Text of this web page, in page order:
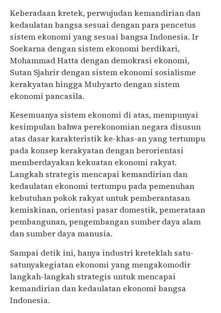
Keberadaan kretek, perwujudan kemandirian dan
kedaulatan bangsa sesuai dengan para pencetus
sistem ekonomi yang sesuai bangsa Indonesia. Ir
Soekarna dengan sistem ekonomi berdikari,
Mohammad Hatta dengan demokrasi ekonomi,
Sutan Sjahrir dengan sistem ekonomi sosialisme
kerakyatan hingga Mubyarto dengan sistem
ekonomi pancasila.
Kesemuanya sistem ekonomi di atas, mempunyai
kesimpulan bahwa perekonomian negara disusun
atas dasar karakteristik ke-khas-an yang tertumpu
pada konsep kerakyatan dengan berorientasi
memberdayakan kekuatan ekonomi rakyat.
Langkah strategis mencapai kemandirian dan
kedaulatan ekonomi tertumpu pada pemenuhan
kebutuhan pokok rakyat untuk pemberantasan
kemiskinan, orientasi pasar domestik, pemerataan
pembangunan, pengembangan sumber daya alam
dan sumber daya manusia.
Sampai detik ini, hanya industri kreteklah satu-
satunyakegiatan ekonomi yang mengakomodir
langkah-langkah strategis untuk mencapai
kemandirian dan kedaulatan ekonomi bangsa
Indonesia.